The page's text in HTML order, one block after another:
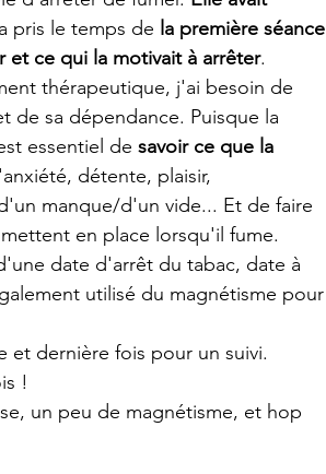
pris le temps de la première séance
et ce qui la motivait à arrêter.
thérapeutique, j'ai besoin de
de sa dépendance. Puisque la
essentiel de savoir ce que la
détente, plaisir,
manque/d'un vide... Et de faire
en place lorsqu'il fume.
date d'arrêt du tabac, date à
utilisé du magnétisme pour
et dernière fois pour un suivi.
!
un peu de magnétisme, et hop